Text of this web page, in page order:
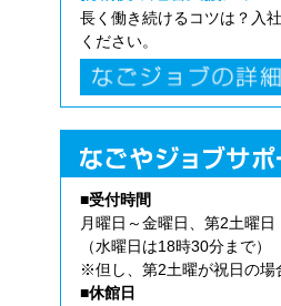
長く働き続けるコツは？入
ください。
■受付時間
月曜日～金曜日、第2土曜
（水曜日は18時30分まで）
※但し、第2土曜が祝日の場
■休館日